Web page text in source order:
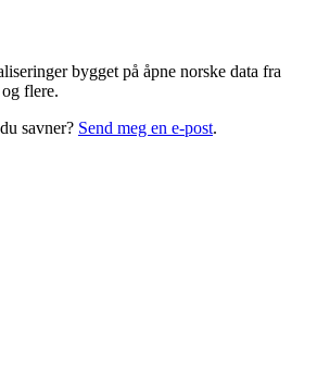
bygget på åpne norske data fra
flere.
savner? Send meg en e-post.